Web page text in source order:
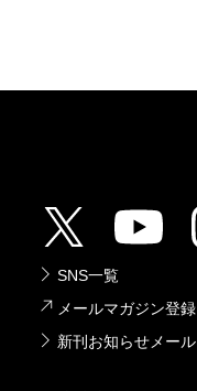
SNS一覧
メールマガジン登録
新刊お知らせメール